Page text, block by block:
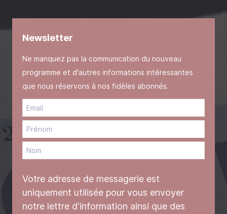
Newsletter
Ne manquez pas la communication du nouveau
programme et d'autres informations intéressantes
que nous réservons à nos fidèles abonnés.
Votre adresse de messagerie est
uniquement utilisée pour vous envoyer
notre lettre d'information ainsi que des